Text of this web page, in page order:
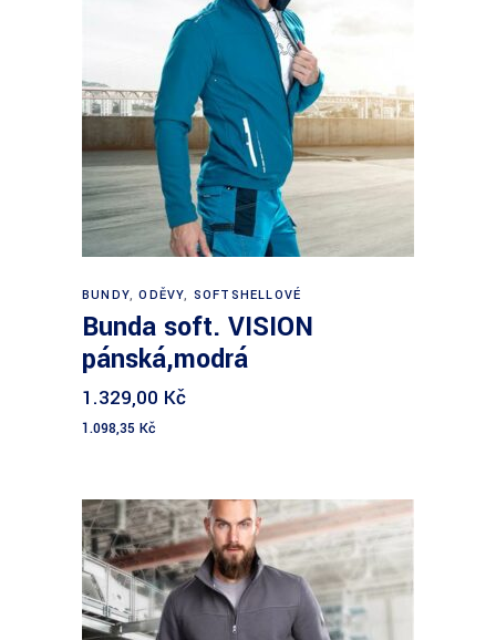
Výběr možností
BUNDY,ODĚVY, SOFTSHELLOVÉ
Bunda soft. VISION
pánská,modrá
1.329,00 Kč
1.098,35 Kč